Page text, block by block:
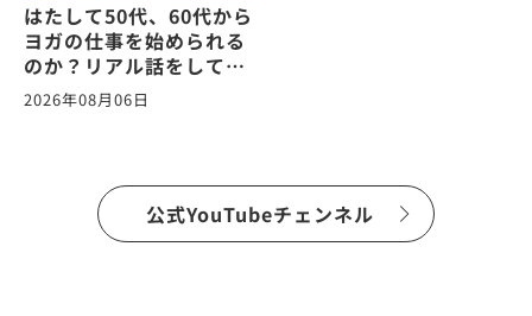
はたして50代、60代から
ヨガの仕事を始められる
のか？リアル話をしてみ
た。ヨガの仕事に関する
質問に答えます！
2026年08月06日
公式YouTubeチェンネル